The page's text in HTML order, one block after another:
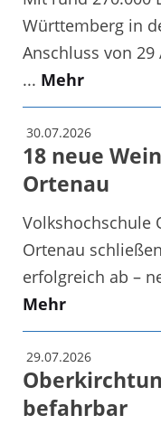
Württemberg in
Anschluss von
... Mehr
30.07.2026
18 neue
Ortenau
Volkshochschule
Ortenau
erfolgreich ab –
Mehr
29.07.2026
befahrbar